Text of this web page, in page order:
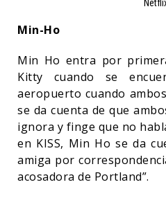
Min-Ho
Min Ho entra por
Kitty cuando se
aeropuerto cuando
se da cuenta de que
ignora y finge que no
en KISS, Min Ho se da
amiga por
acosadora de Portland”.